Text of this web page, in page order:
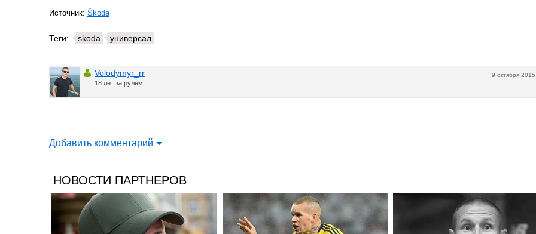
Источник: Škoda
Теги: skoda универсал
9 октября
Volodymyr_rr
18 лет за рулем
Добавить комментарий